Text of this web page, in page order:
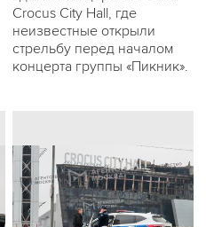
Crocus City Hall, где
неизвестные открыли
стрельбу перед началом
концерта группы «Пикник».